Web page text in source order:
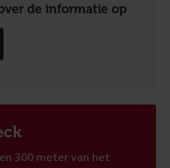
de informatie op
300 meter van het